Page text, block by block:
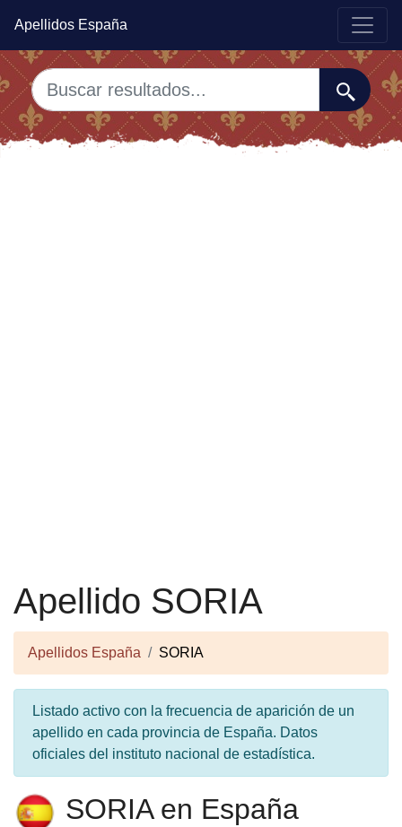
Apellidos España
Apellido SORIA
Apellidos España SORIA
Listado activo con la frecuencia de aparición de un
apellido en cada provincia de España. Datos
oficiales del instituto nacional de estadística.
SORIA en España